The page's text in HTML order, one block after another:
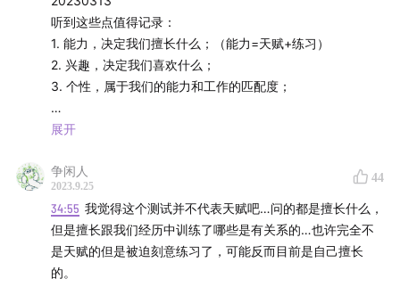
听到这些点值得记录：
1. 能力，决定我们擅长什么；（能力=天赋+练习）
2. 兴趣，决定我们喜欢什么；
3. 个性，属于我们的能力和工作的匹配度；
来说还是认识自己；
2. 先根据测量表，了解自己的天赋。划分自己感兴趣的内
容；
3. 然后看自己感兴趣的工作，做下对应划分，看下匹配度如
何；看个性，排除有巨大大冲突的；
4. 10项天赋和天赋自测表
展开
争闲人
2023.9.25
44
34:55 我觉得这个测试并不代表天赋吧…问的都是擅长什么，
但是擅长跟我们经历中训练了哪些是有关系的…也许完全不
是天赋的但是被迫刻意练习了，可能反而目前是自己擅长
的。